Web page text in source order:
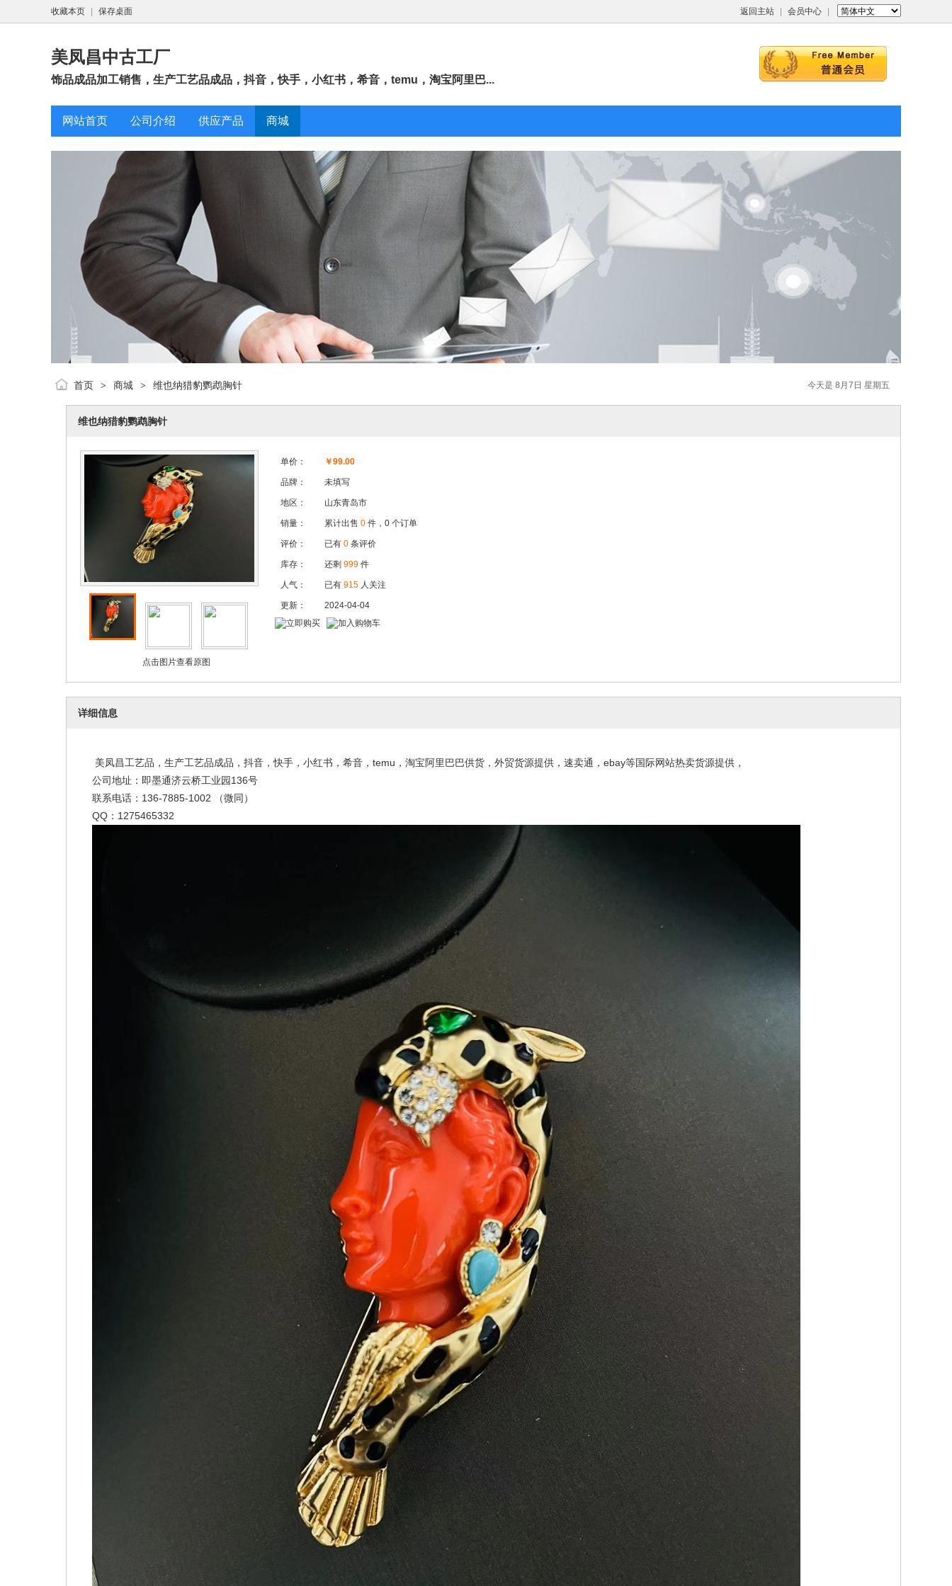
返回主站 会员中心
收藏本页 保存桌面
美凤昌中古工厂
饰品成品加工销售，生产工艺品成品，抖音，快手，小红书，希音，temu，淘宝阿里巴...
网站首页 公司介绍 供应产品 商城
今天是 8月7日 星期五
首页 > 商城 > 维也纳猎豹鹦鹉胸针
维也纳猎豹鹦鹉胸针
点击图片查看原图
单价： ￥99.00
品牌： 未填写
地区： 山东青岛市
销量： 累计出售 0 件，0 个订单
评价： 已有 0 条评价
库存： 还剩 999 件
人气： 已有 915 人关注
更新： 2024-04-04
详细信息
美凤昌工艺品，生产工艺品成品，抖音，快手，小红书，希音，temu，淘宝阿里巴巴供货，外贸货源提供，速卖通，ebay等国际网站热卖货源提供，
公司地址：即墨通济云桥工业园136号
联系电话：136-7885-1002 （微同）
QQ：1275465332